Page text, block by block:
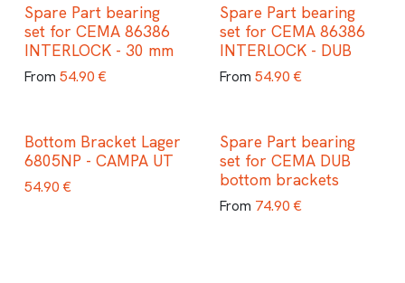
Spare Part bearing
set for CEMA 86386
INTERLOCK - 30 mm
From 54.90 €
Spare Part bearing
set for CEMA 86386
INTERLOCK - DUB
From 54.90 €
Bottom Bracket Lager
6805NP - CAMPA UT
54.90 €
Spare Part bearing
set for CEMA DUB
bottom brackets
From 74.90 €